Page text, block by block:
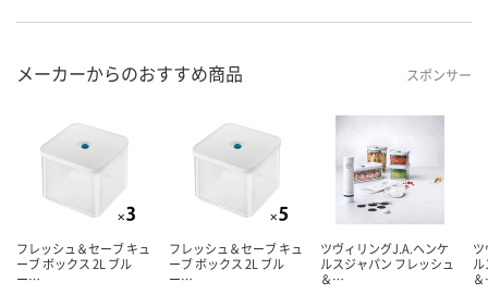
メーカーからのおすすめ商品 スポンサー
フレッシュ＆セーブ キュ
ーブ ボックス 2L ブル
ー…
フレッシュ＆セーブ キュ
ーブ ボックス 2L ブル
ー…
ツヴィリングJ.A.ヘンケ
ルスジャパン フレッシュ
＆…